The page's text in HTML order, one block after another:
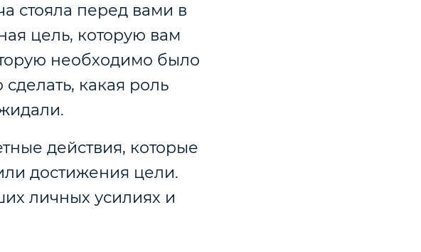
стояла перед вами в
цель, которую вам
необходимо было
какая роль
действия, которые
достижения цели.
личных усилиях и